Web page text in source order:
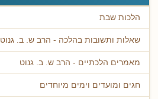
הלכות שבת
שאלות ותשובות בהלכה - הרב ש. ב. גנוט
מאמרים הלכתיים - הרב ש. ב. גנוט
חגים ומועדים וימים מיוחדים